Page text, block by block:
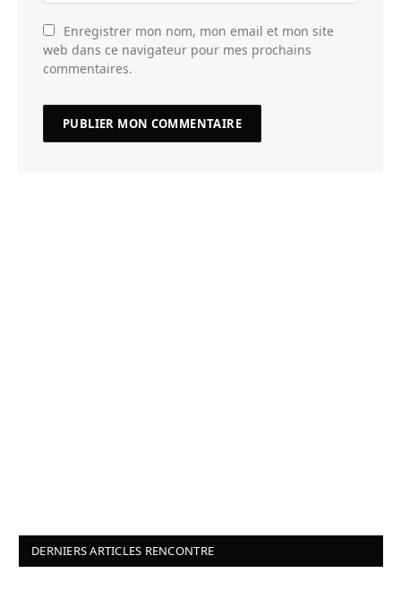
Enregistrer mon nom, mon email et mon site
web dans ce navigateur pour mes prochains
commentaires.
DERNIERS ARTICLES RENCONTRE